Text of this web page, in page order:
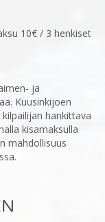
10€ / 3 henkiset
ja
Kuusinkijoen
hankittava
kisamaksulla
mahdollisuus